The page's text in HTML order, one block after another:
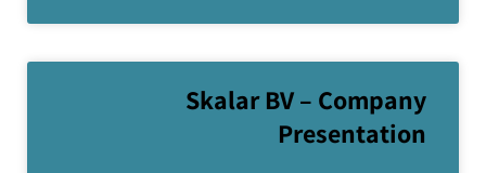
Skalar BV – Company
Presentation